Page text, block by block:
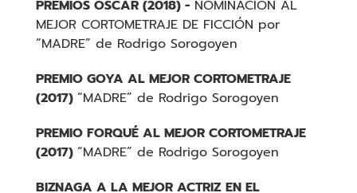
PREMIOS OSCAR (2018) - NOMINACIÓN AL
MEJOR CORTOMETRAJE DE FICCIÓN por
“MADRE” de Rodrigo Sorogoyen
PREMIO GOYA AL MEJOR CORTOMETRAJE
(2017) “MADRE” de Rodrigo Sorogoyen
PREMIO FORQUÉ AL MEJOR CORTOMETRAJE
(2017) “MADRE” de Rodrigo Sorogoyen
BIZNAGA A LA MEJOR ACTRIZ EN EL